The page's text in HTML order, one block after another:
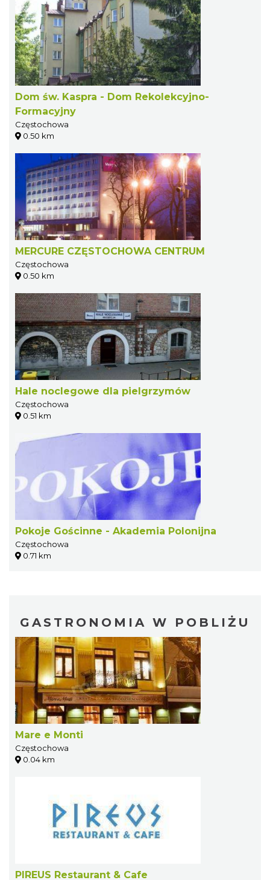
Dom św. Kaspra - Dom Rekolekcyjno-
Formacyjny
Częstochowa
0.50 km
MERCURE CZĘSTOCHOWA CENTRUM
Częstochowa
0.50 km
Hale noclegowe dla pielgrzymów
Częstochowa
0.51 km
Pokoje Gościnne - Akademia Polonijna
Częstochowa
0.71 km
GASTRONOMIA W POBLIŻU
Mare e Monti
Częstochowa
0.04 km
PIREUS Restaurant & Cafe